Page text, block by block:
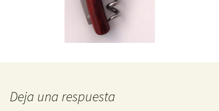
Deja una respuesta